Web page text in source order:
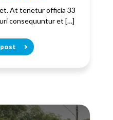
At tenetur officia 33
consequuntur et […]
post